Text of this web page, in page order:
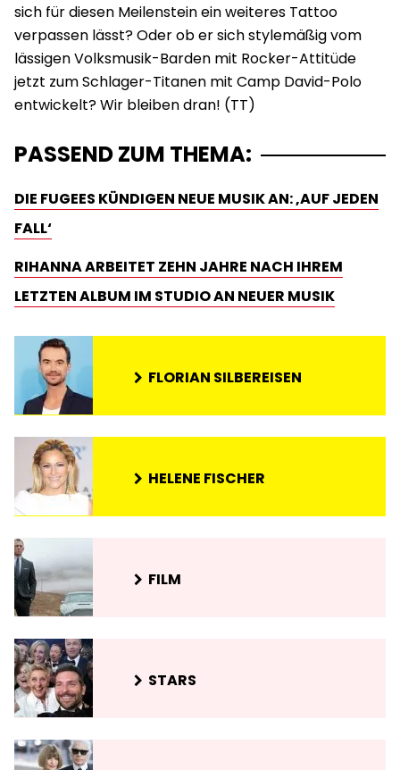
sich für diesen Meilenstein ein weiteres Tattoo
verpassen lässt? Oder ob er sich stylemäßig vom
lässigen Volksmusik-Barden mit Rocker-Attitüde
jetzt zum Schlager-Titanen mit Camp David-Polo
entwickelt? Wir bleiben dran! (TT)
PASSEND ZUM THEMA:
DIE FUGEES KÜNDIGEN NEUE MUSIK AN: ‚AUF JEDEN
FALL‘
RIHANNA ARBEITET ZEHN JAHRE NACH IHREM
LETZTEN ALBUM IM STUDIO AN NEUER MUSIK
FLORIAN SILBEREISEN
HELENE FISCHER
FILM
STARS